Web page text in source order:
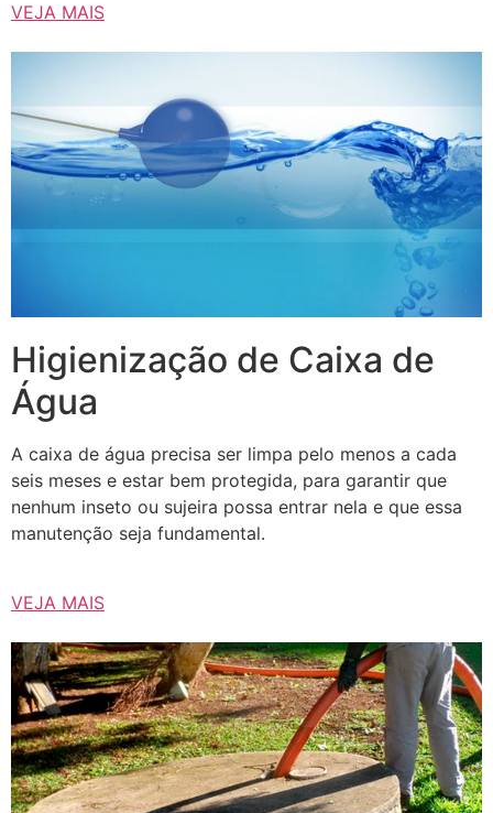
VEJA MAIS
Higienização de Caixa de
Água
A caixa de água precisa ser limpa pelo menos a cada
seis meses e estar bem protegida, para garantir que
nenhum inseto ou sujeira possa entrar nela e que essa
manutenção seja fundamental.
VEJA MAIS